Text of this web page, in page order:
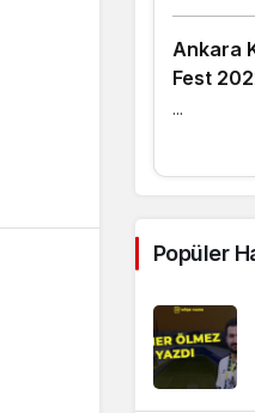
Ankara
Fest
...
Popüler